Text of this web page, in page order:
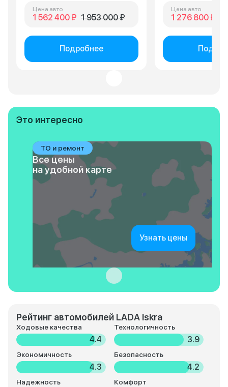
Цена авто
1 562 400 ₽ 1 953 000 ₽
Подробнее
Цена авто
1 276 800 ₽
Это интересно
ТО и ремонт
Все цены
на удобной карте
Узнать цены
Рейтинг автомобилей LADA Iskra
Ходовые качества
4.4
Технологичность
3.9
Экономичность
4.3
Безопасность
4.2
Надежность Комфорт